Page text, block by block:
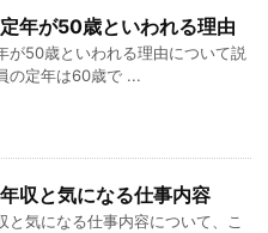
年が50歳といわれる理由
が50歳といわれる理由について説
の定年は60歳で ...
収と気になる仕事内容
と気になる仕事内容について、こ